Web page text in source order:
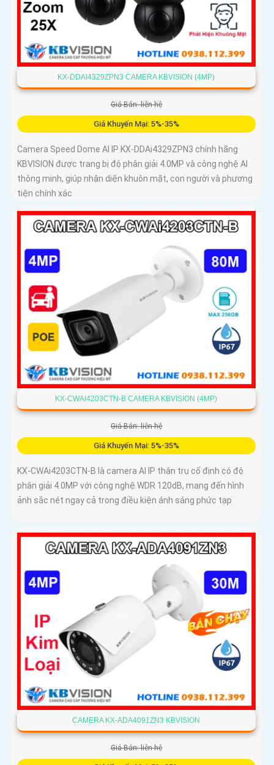
KX-DDAI4329ZPN3 CAMERA KBVISION (4MP)
Giá Bán: liên hệ
Giá Khuyến Mại: 5%-35%
Camera Speed Dome AI IP KX-DDAi4329ZPN3 chính hãng
KBVISION được trang bị độ phân giải 4.0MP và công nghệ AI
thông minh, giúp nhận diện khuôn mặt, con người và phương
tiện chính xác
KX-CWAI4203CTN-B CAMERA KBVISION (4MP)
Giá Bán: liên hệ
Giá Khuyến Mại: 5%-35%
KX-CWAi4203CTN-B là camera AI IP thân trụ cố định có độ
phân giải 4.0MP với công nghệ WDR 120dB, mang đến hình
ảnh sắc nét ngay cả trong điều kiện ánh sáng phức tạp
CAMERA KX-ADA4091ZN3 KBVISION
Giá Bán: liên hệ